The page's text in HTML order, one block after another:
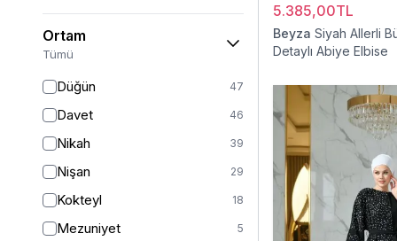
Ortam
Tümü
Düğün 47
Davet 46
Nikah 39
Nişan 29
Kokteyl 18
Mezuniyet 5
5.385,00TL
Beyza Siyah Allerli
Detaylı Abiye Elbise